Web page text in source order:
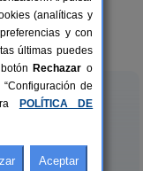
6 pers.
desde25 €
(analíticas y
y con
últimas puedes
Rechazar o
de
POLÍTICA DE